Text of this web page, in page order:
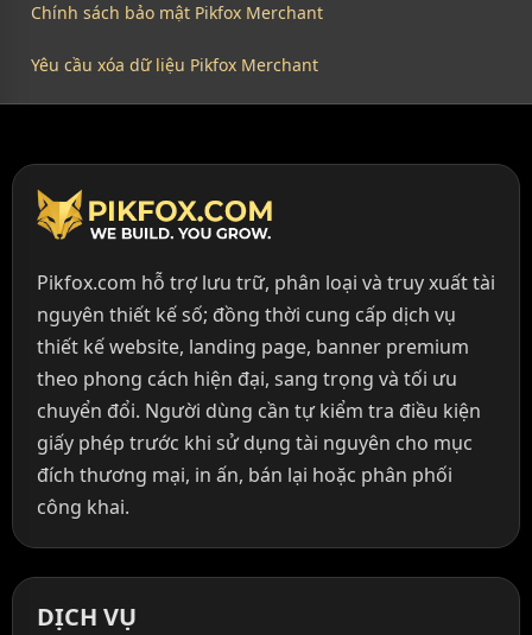
Chính sách bảo mật Pikfox Merchant
Yêu cầu xóa dữ liệu Pikfox Merchant
Pikfox.com hỗ trợ lưu trữ, phân loại và truy xuất tài
nguyên thiết kế số; đồng thời cung cấp dịch vụ
thiết kế website, landing page, banner premium
theo phong cách hiện đại, sang trọng và tối ưu
chuyển đổi. Người dùng cần tự kiểm tra điều kiện
giấy phép trước khi sử dụng tài nguyên cho mục
đích thương mại, in ấn, bán lại hoặc phân phối
công khai.
DỊCH VỤ